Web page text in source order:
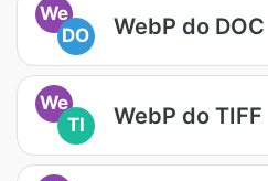
We
DO
WebP do DOC
We
TI
WebP do TIFF